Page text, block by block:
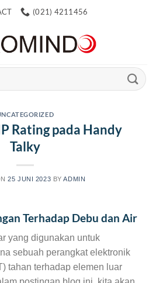
(021) 4211456
Rating pada Handy
Talky
25 JUNI 2023 BYADMIN
Terhadap Debu dan Air
yang digunakan untuk
sebuah perangkat elektronik
tahan terhadap elemen luar